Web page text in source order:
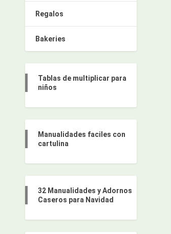
Regalos
Bakeries
Tablas de multiplicar para
niños
Manualidades faciles con
cartulina
32 Manualidades y Adornos
Caseros para Navidad